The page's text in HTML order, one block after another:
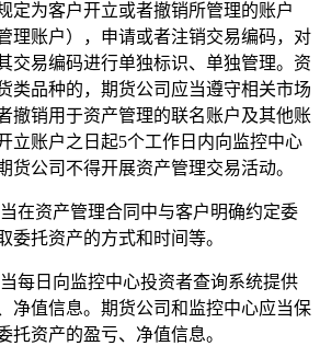
定为客户开立或者撤销所管理的账户
理账户），申请或者注销交易编码，对
交易编码进行单独标识、单独管理。资
类品种的，期货公司应当遵守相关市场
撤销用于资产管理的联名账户及其他账
立账户之日起5个工作日内向监控中心
货公司不得开展资产管理交易活动。
在资产管理合同中与客户明确约定委
委托资产的方式和时间等。
每日向监控中心投资者查询系统提供
净值信息。期货公司和监控中心应当保
托资产的盈亏、净值信息。